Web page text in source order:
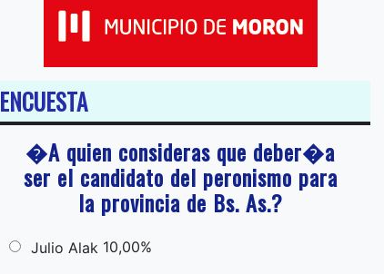
ENCUESTA
�A quien consideras que deber�a
ser el candidato del peronismo para
la provincia de Bs. As.?
Julio Alak 10,00%